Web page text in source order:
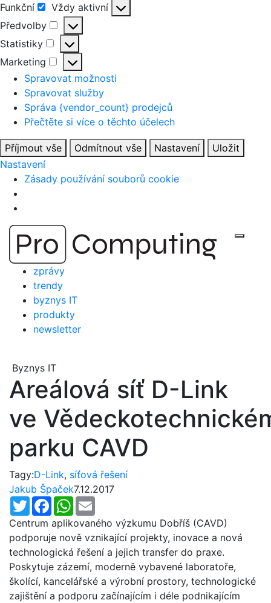
Funkční
Funkční
Vždy aktivní
Předvolby
Předvolby
Statistiky
Statistiky
Marketing
Marketing
Spravovat možnosti
Spravovat služby
Správa {vendor_count} prodejců
Přečtěte si více o těchto účelech
Příjmout vše Odmítnout vše Nastavení
Uložit
Nastavení
Zásady používání souborů cookie
Přejít
obsah
zprávy
trendy
byznys IT
produkty
newsletter
Byznys IT
Areálová síť D-Link
ve
parku CAVD
Tagy:D-Link, síťová řešení
Jakub Špaček7.12.2017
TwitterFacebookWhatsApp
Centrum aplikovaného výzkumu Dobříš (CAVD)
podporuje nově vznikající projekty, inovace a nová
technologická řešení a jejich transfer do praxe.
Poskytuje zázemí, moderně vybavené laboratoře,
školící, kancelářské a výrobní prostory, technologické
zajištění a podporu začínajícím i déle podnikajícím